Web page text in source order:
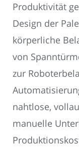
Produktivität
Design der
körperliche
von
zur
nahtlose,
manuelle